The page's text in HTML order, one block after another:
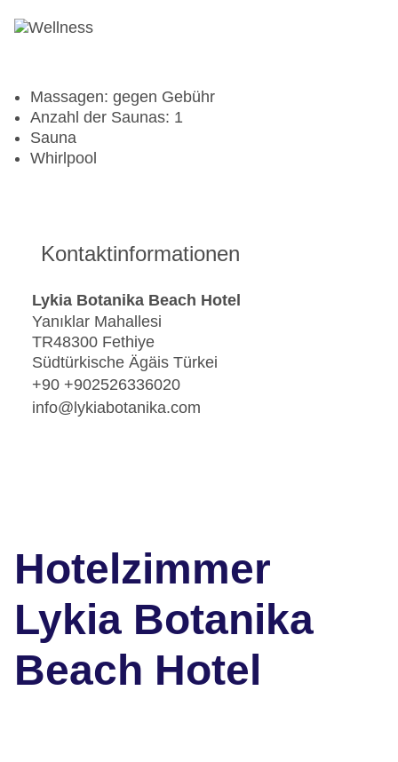
Tennisplatz
Massagen: gegen Gebühr
Anzahl der Saunas: 1
Sauna
Whirlpool
Kontaktinformationen
Lykia Botanika Beach Hotel
Yanıklar Mahallesi
TR48300 Fethiye
Südtürkische Ägäis Türkei
+90 +902526336020
info@lykiabotanika.com
Hotelzimmer
Lykia Botanika
Beach Hotel